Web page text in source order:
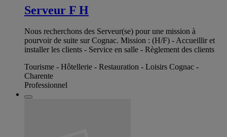
Serveur F H
Nous recherchons des Serveur(se) pour une mission à
pourvoir de suite sur Cognac. Mission : (H/F) - Accueillir et
installer les clients - Service en salle - Règlement des clients
Tourisme - Hôtellerie - Restauration - Loisirs Cognac -
Charente
Professionnel